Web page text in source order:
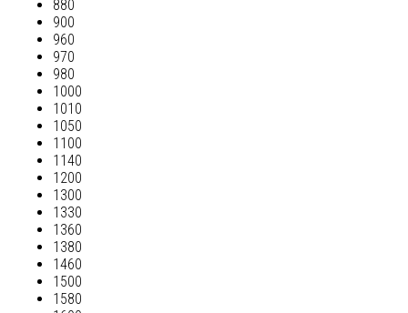
880
900
960
970
980
1000
1010
1050
1100
1140
1200
1300
1330
1360
1380
1460
1500
1580